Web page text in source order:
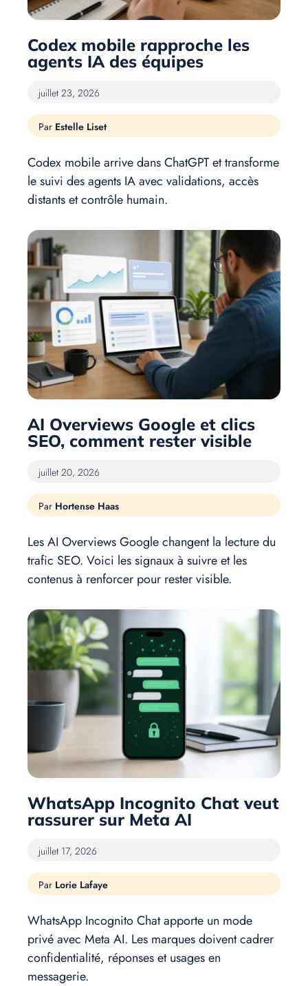
Codex mobile rapproche les
agents IA des équipes
juillet 23, 2026
Estelle Liset
Codex mobile arrive dans ChatGPT et transforme
le suivi des agents IA avec validations, accès
distants et contrôle humain.
AI Overviews Google et clics
SEO, comment rester visible
juillet 20, 2026
Hortense Haas
Les AI Overviews Google changent la lecture du
trafic SEO. Voici les signaux à suivre et les
contenus à renforcer pour rester visible.
WhatsApp Incognito Chat veut
rassurer sur Meta AI
juillet 17, 2026
Lorie Lafaye
WhatsApp Incognito Chat apporte un mode
privé avec Meta AI. Les marques doivent cadrer
confidentialité, réponses et usages en
messagerie.